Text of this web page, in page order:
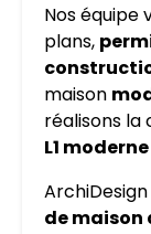
Nos équipe
plans,
maison
réalisons
L1
de maison